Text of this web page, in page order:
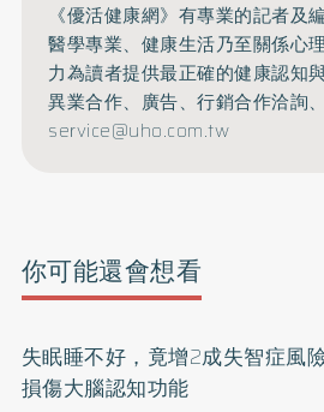
《優活健康網》有專業的記者及
醫學專業、健康生活乃至關係心
力為讀者提供最正確的健康認知
異業合作、廣告、行銷合作洽詢
service@uho.com.tw
你可能還會想看
失眠睡不好，竟增2成失智症風
損傷大腦認知功能